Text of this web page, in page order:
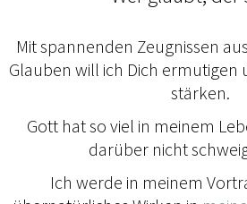
Mit spannenden Zeugnissen
Glauben will ich Dich ermutigen
stärken.
Gott hat so viel in meinem
darüber nicht
Ich werde in meinem